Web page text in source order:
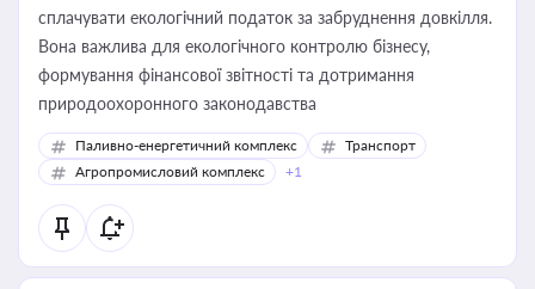
сплачувати екологічний податок за забруднення довкілля.
Вона важлива для екологічного контролю бізнесу,
формування фінансової звітності та дотримання
природоохоронного законодавства
Паливно-енергетичний комплекс
Транспорт
Агропромисловий комплекс
+1